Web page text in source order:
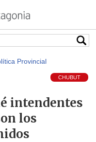
Provincial
CHUBUT
intendentes
los